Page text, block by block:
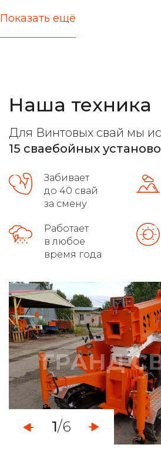
актуальные цены
все виды фундамента лучшие
расчет максимальной нагрузки
распушовка свай для монолитных
осуществляет доставку
монтаж свайно-винтового
демонтаж свайных фундаментов
установка винтовых свайных опор
услуги по ремонту фундамента
укрепление ленточного
работа с любыми типами грунта
Показать ещё
1/6
Наша техника
Для Винтовых свай мы
15 сваебойных
Забивает
до 40 свай
за смену
Работает
в любое
время года